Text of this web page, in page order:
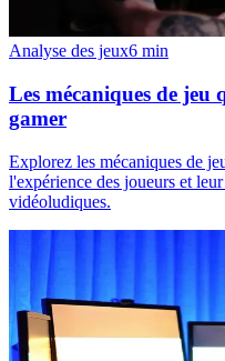
Analyse des jeux6 min
Les mécaniques de
gamer
Explorez les mécaniques de
l'expérience des joueurs et
vidéoludiques.